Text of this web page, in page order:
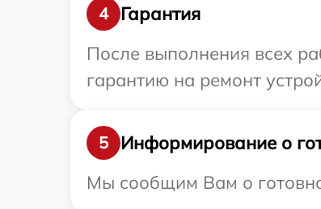
4
Гарантия
После выполнения всех
гарантию на ремонт
5
Информирование о
Мы сообщим Вам о